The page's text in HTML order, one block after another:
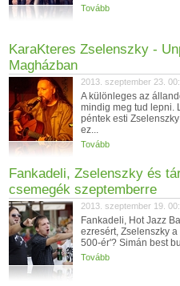
Tovább
KaraKteres Zselenszky -
Magházban
2013. szeptember 23.
A különleges az
mindig meg tud lepni.
péntek esti
ez...
Tovább
Fankadeli, Zselenszky és
csemegék szeptemberre
2013. szeptember 19.
Fankadeli, Hot Jazz
ezresért, Zselenszky a
500-ér'? Simán best
Tovább